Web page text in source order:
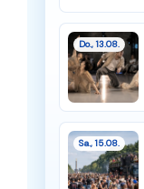
Do., 13.08.
Sa., 15.08.